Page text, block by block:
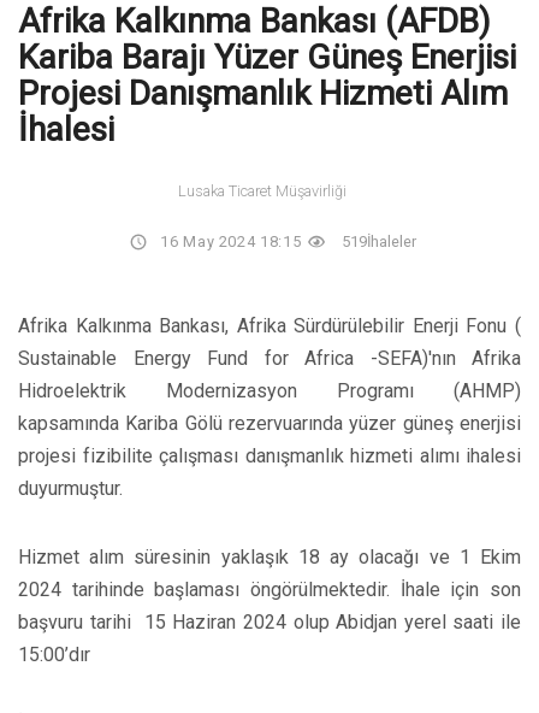
Afrika Kalkınma Bankası (AFDB)
Kariba Barajı Yüzer Güneş Enerjisi
Projesi Danışmanlık Hizmeti Alım
İhalesi
Lusaka Ticaret Müşavirliği
16 May 2024 18:15 519İhaleler
Afrika Kalkınma Bankası, Afrika Sürdürülebilir Enerji Fonu (
Sustainable Energy Fund for Africa -SEFA)'nın Afrika
Hidroelektrik Modernizasyon Programı (AHMP)
kapsamında Kariba Gölü rezervuarında yüzer güneş enerjisi
projesi fizibilite çalışması danışmanlık hizmeti alımı ihalesi
duyurmuştur.
Hizmet alım süresinin yaklaşık 18 ay olacağı ve 1 Ekim
2024 tarihinde başlaması öngörülmektedir. İhale için son
başvuru tarihi 15 Haziran 2024 olup Abidjan yerel saati ile
15:00’dır